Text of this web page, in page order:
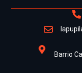
Barrio